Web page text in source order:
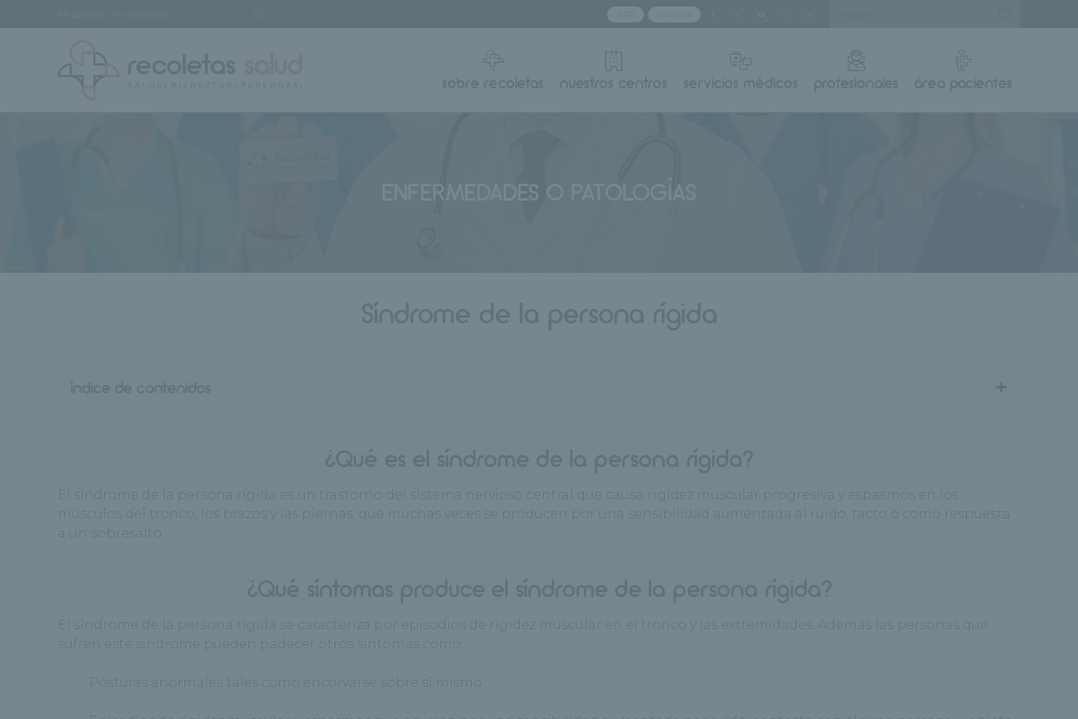
sobre recoletas nuestros centros servicios médicos profesionales área pacientes
ENFERMEDADES O PATOLOGÍAS
Síndrome de la persona rígida
El síndrome de la persona rígida es un trastorno del sistema nervioso central que causa rigidez muscular progresiva y espasmos en los
músculos del tronco, los brazos y las piernas, que muchas veces se producen por una sensibilidad aumentada al ruido, tacto o como respuesta
a un sobresalto.
El síndrome de la persona rígida se caracteriza por episodios de rigidez muscular en el tronco y las extremidades. Además las personas que
sufren este síndrome pueden padecer otros síntomas como:
· Posturas anormales tales como encorvarse sobre sí mismo